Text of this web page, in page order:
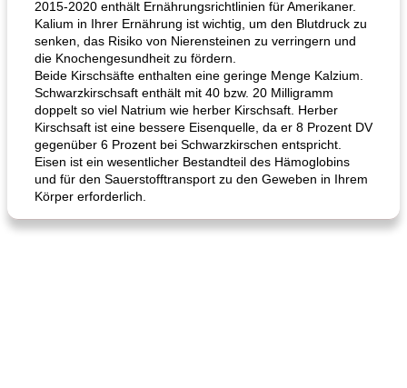
Hühnchen, Süßkartoffelsuppe
2015-2020 enthält Ernährungsrichtlinien für Amerikaner.
Kalium in Ihrer Ernährung ist wichtig, um den Blutdruck zu
senken, das Risiko von Nierensteinen zu verringern und
die Knochengesundheit zu fördern.
Beide Kirschsäfte enthalten eine geringe Menge Kalzium.
Schwarzkirschsaft enthält mit 40 bzw. 20 Milligramm
doppelt so viel Natrium wie herber Kirschsaft. Herber
Kirschsaft ist eine bessere Eisenquelle, da er 8 Prozent DV
gegenüber 6 Prozent bei Schwarzkirschen entspricht.
Eisen ist ein wesentlicher Bestandteil des Hämoglobins
und für den Sauerstofftransport zu den Geweben in Ihrem
Körper erforderlich.